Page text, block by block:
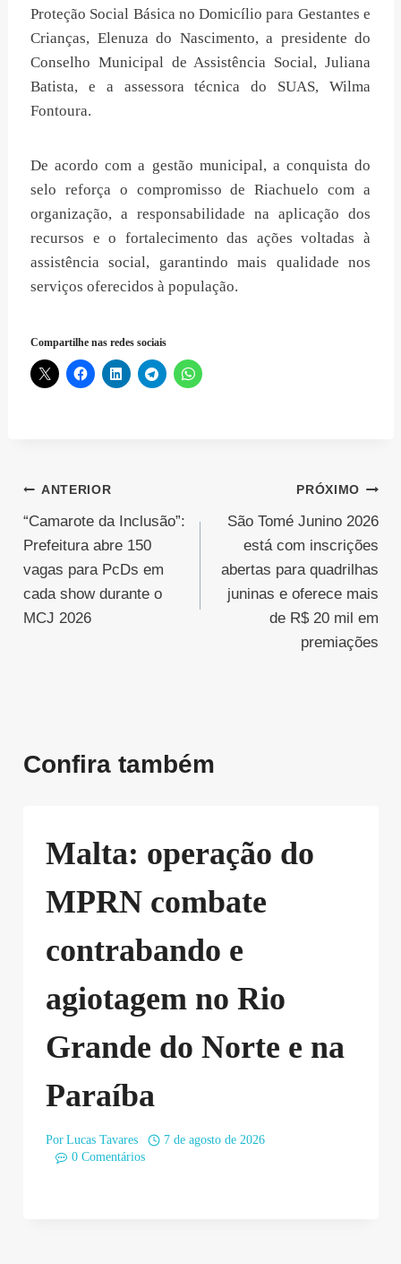
Proteção Social Básica no Domicílio para Gestantes e
Crianças, Elenuza do Nascimento, a presidente do
Conselho Municipal de Assistência Social, Juliana
Batista, e a assessora técnica do SUAS, Wilma
Fontoura.
De acordo com a gestão municipal, a conquista do
selo reforça o compromisso de Riachuelo com a
organização, a responsabilidade na aplicação dos
recursos e o fortalecimento das ações voltadas à
assistência social, garantindo mais qualidade nos
serviços oferecidos à população.
Compartilhe nas redes sociais
Navegação
de
Post
ANTERIOR
“Camarote da Inclusão”:
Prefeitura abre 150
vagas para PcDs em
cada show durante o
MCJ 2026
PRÓXIMO
São Tomé Junino 2026
está com inscrições
abertas para quadrilhas
juninas e oferece mais
de R$ 20 mil em
premiações
Confira também
Malta: operação do
MPRN combate
contrabando e
agiotagem no Rio
Grande do Norte e na
Paraíba
Por Lucas Tavares
7 de agosto de 2026
0 Comentários